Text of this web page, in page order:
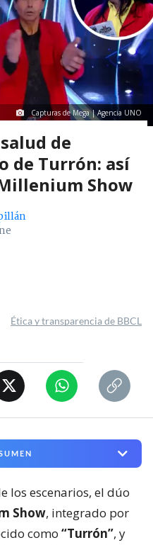
Capturas de Mega | Agencia UNO
de
de Turrón: así
Show
Ética y transparencia de BBCL
los escenarios, el dúo
Show, integrado por
como “Turrón”, y